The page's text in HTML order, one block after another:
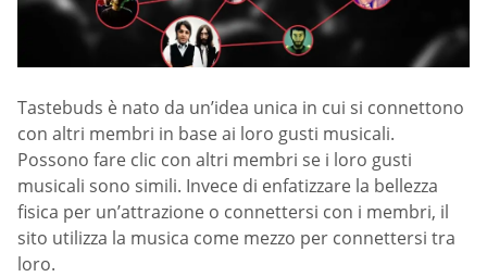
Tastebuds è nato da un’idea unica in cui si connettono
con altri membri in base ai loro gusti musicali.
Possono fare clic con altri membri se i loro gusti
musicali sono simili. Invece di enfatizzare la bellezza
fisica per un’attrazione o connettersi con i membri, il
sito utilizza la musica come mezzo per connettersi tra
loro.